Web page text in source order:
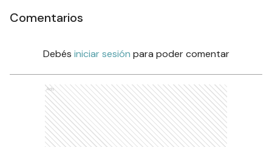
Comentarios
Debés iniciar sesión para poder comentar
Ads